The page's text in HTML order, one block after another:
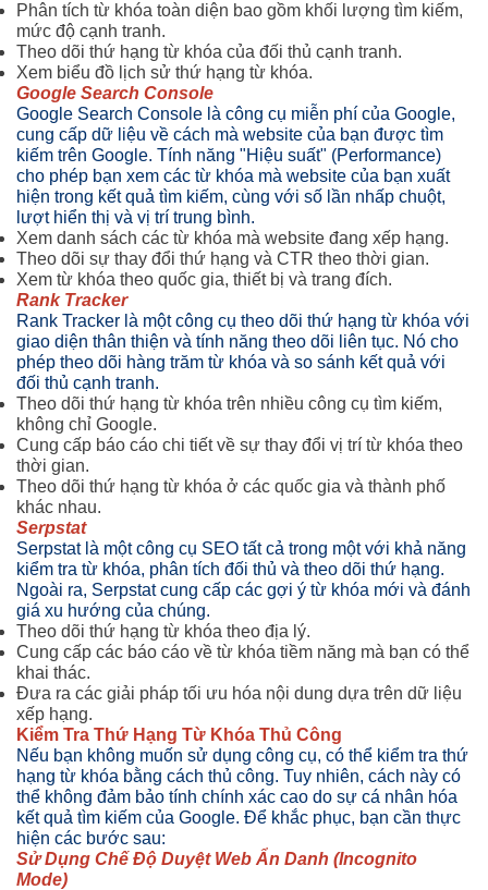
Phân tích từ khóa toàn diện bao gồm khối lượng tìm kiếm,
mức độ cạnh tranh.
Theo dõi thứ hạng từ khóa của đối thủ cạnh tranh.
Xem biểu đồ lịch sử thứ hạng từ khóa.
Google Search Console
Google Search Console là công cụ miễn phí của Google,
cung cấp dữ liệu về cách mà website của bạn được tìm
kiếm trên Google. Tính năng "Hiệu suất" (Performance)
cho phép bạn xem các từ khóa mà website của bạn xuất
hiện trong kết quả tìm kiếm, cùng với số lần nhấp chuột,
lượt hiển thị và vị trí trung bình.
Xem danh sách các từ khóa mà website đang xếp hạng.
Theo dõi sự thay đổi thứ hạng và CTR theo thời gian.
Xem từ khóa theo quốc gia, thiết bị và trang đích.
Rank Tracker
Rank Tracker là một công cụ theo dõi thứ hạng từ khóa với
giao diện thân thiện và tính năng theo dõi liên tục. Nó cho
phép theo dõi hàng trăm từ khóa và so sánh kết quả với
đối thủ cạnh tranh.
Theo dõi thứ hạng từ khóa trên nhiều công cụ tìm kiếm,
không chỉ Google.
Cung cấp báo cáo chi tiết về sự thay đổi vị trí từ khóa theo
thời gian.
Theo dõi thứ hạng từ khóa ở các quốc gia và thành phố
khác nhau.
Serpstat
Serpstat là một công cụ SEO tất cả trong một với khả năng
kiểm tra từ khóa, phân tích đối thủ và theo dõi thứ hạng.
Ngoài ra, Serpstat cung cấp các gợi ý từ khóa mới và đánh
giá xu hướng của chúng.
Theo dõi thứ hạng từ khóa theo địa lý.
Cung cấp các báo cáo về từ khóa tiềm năng mà bạn có thể
khai thác.
Đưa ra các giải pháp tối ưu hóa nội dung dựa trên dữ liệu
xếp hạng.
Kiểm Tra Thứ Hạng Từ Khóa Thủ Công
Nếu bạn không muốn sử dụng công cụ, có thể kiểm tra thứ
hạng từ khóa bằng cách thủ công. Tuy nhiên, cách này có
thể không đảm bảo tính chính xác cao do sự cá nhân hóa
kết quả tìm kiếm của Google. Để khắc phục, bạn cần thực
hiện các bước sau:
Sử Dụng Chế Độ Duyệt Web Ẩn Danh (Incognito
Mode)